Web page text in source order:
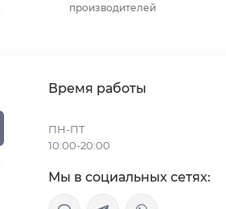
производителей
Время работы
ПН-ПТ
10:00-20:00
Мы в социальных сетях: